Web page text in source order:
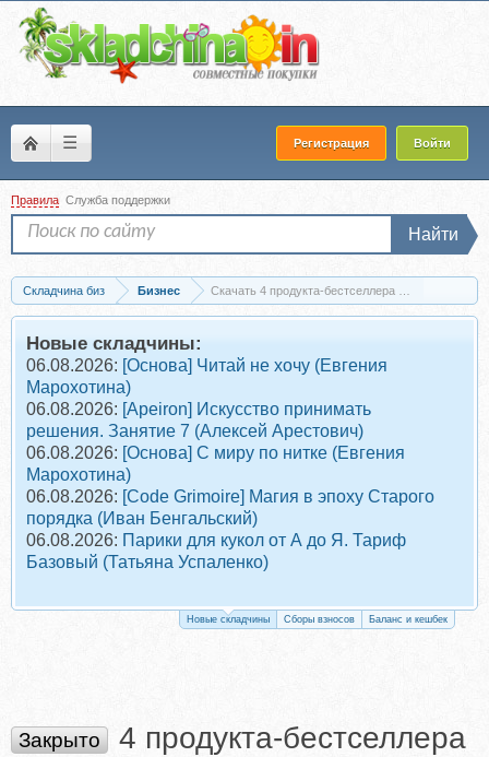
☰ Регистрация Войти
Правила Служба поддержки
Найти
Складчина биз Бизнес Скачать 4 продукта-бестселлера от Кости
Новые складчины:
06.08.2026: [Основа] Читай не хочу (Евгения
Марохотина)
06.08.2026: [Apeiron] Искусство принимать
решения. Занятие 7 (Алексей Арестович)
06.08.2026: [Основа] С миру по нитке (Евгения
Марохотина)
06.08.2026: [Code Grimoire] Магия в эпоху Старого
порядка (Иван Бенгальский)
06.08.2026: Парики для кукол от А до Я. Тариф
Базовый (Татьяна Успаленко)
Новые складчины Сборы взносов Баланс и кешбек
Закрыто
4 продукта-бестселлера